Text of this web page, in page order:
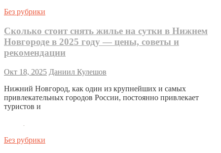
Без рубрики
Сколько стоит снять жилье на сутки в Нижнем
Новгороде в 2025 году — цены, советы и
рекомендации
Окт 18, 2025 Даниил Кулешов
Нижний Новгород, как один из крупнейших и самых
привлекательных городов России, постоянно привлекает
туристов и
Без рубрики